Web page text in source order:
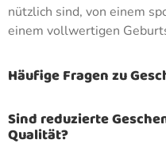
nützlich sind, von einem
einem vollwertigen
Häufige Fragen zu
Sind reduzierte
Qualität?